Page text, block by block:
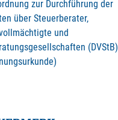
zur Durchführung der
über Steuerberater,
und
(DVStB)